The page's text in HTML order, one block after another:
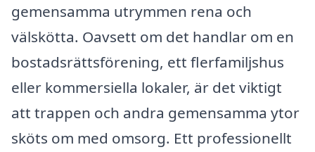
gemensamma utrymmen rena och
välskötta. Oavsett om det handlar om en
bostadsrättsförening, ett flerfamiljshus
eller kommersiella lokaler, är det viktigt
att trappen och andra gemensamma ytor
sköts om med omsorg. Ett professionellt